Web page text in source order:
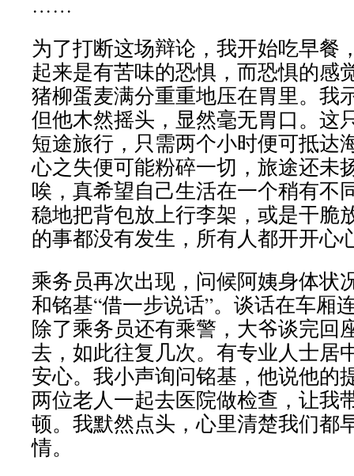
为了打断这场辩论，我开始吃早餐
起来是有苦味的恐惧，而恐惧的感
猪柳蛋麦满分重重地压在胃里。我
但他木然摇头，显然毫无胃口。这
短途旅行，只需两个小时便可抵达
心之失便可能粉碎一切，旅途还未
唉，真希望自己生活在一个稍有不
稳地把背包放上行李架，或是干脆
的事都没有发生，所有人都开开心
乘务员再次出现，问候阿姨身体状
和铭基“借一步说话”。谈话在车厢
除了乘务员还有乘警，大爷谈完回
去，如此往复几次。有专业人士居
安心。我小声询问铭基，他说他的
两位老人一起去医院做检查，让我
顿。我默然点头，心里清楚我们都
情。